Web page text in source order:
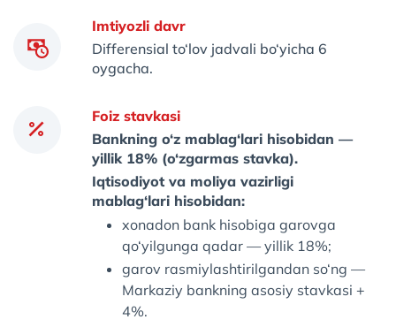
Imtiyozli davr
Differensial to‘lov jadvali bo‘yicha 6
oygacha.
Foiz stavkasi
Bankning o‘z mablag‘lari hisobidan —
yillik 18% (o‘zgarmas stavka).
Iqtisodiyot va moliya vazirligi
mablag‘lari hisobidan:
xonadon bank hisobiga garovga
qo‘yilgunga qadar — yillik 18%;
garov rasmiylashtirilgandan so‘ng —
Markaziy bankning asosiy stavkasi +
4%.